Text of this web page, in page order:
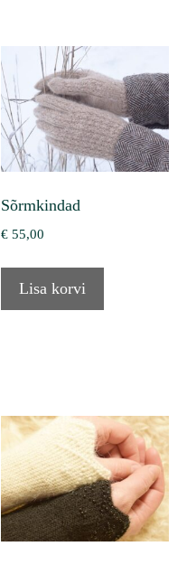
Sõrmkindad
€55,00
Lisa korvi